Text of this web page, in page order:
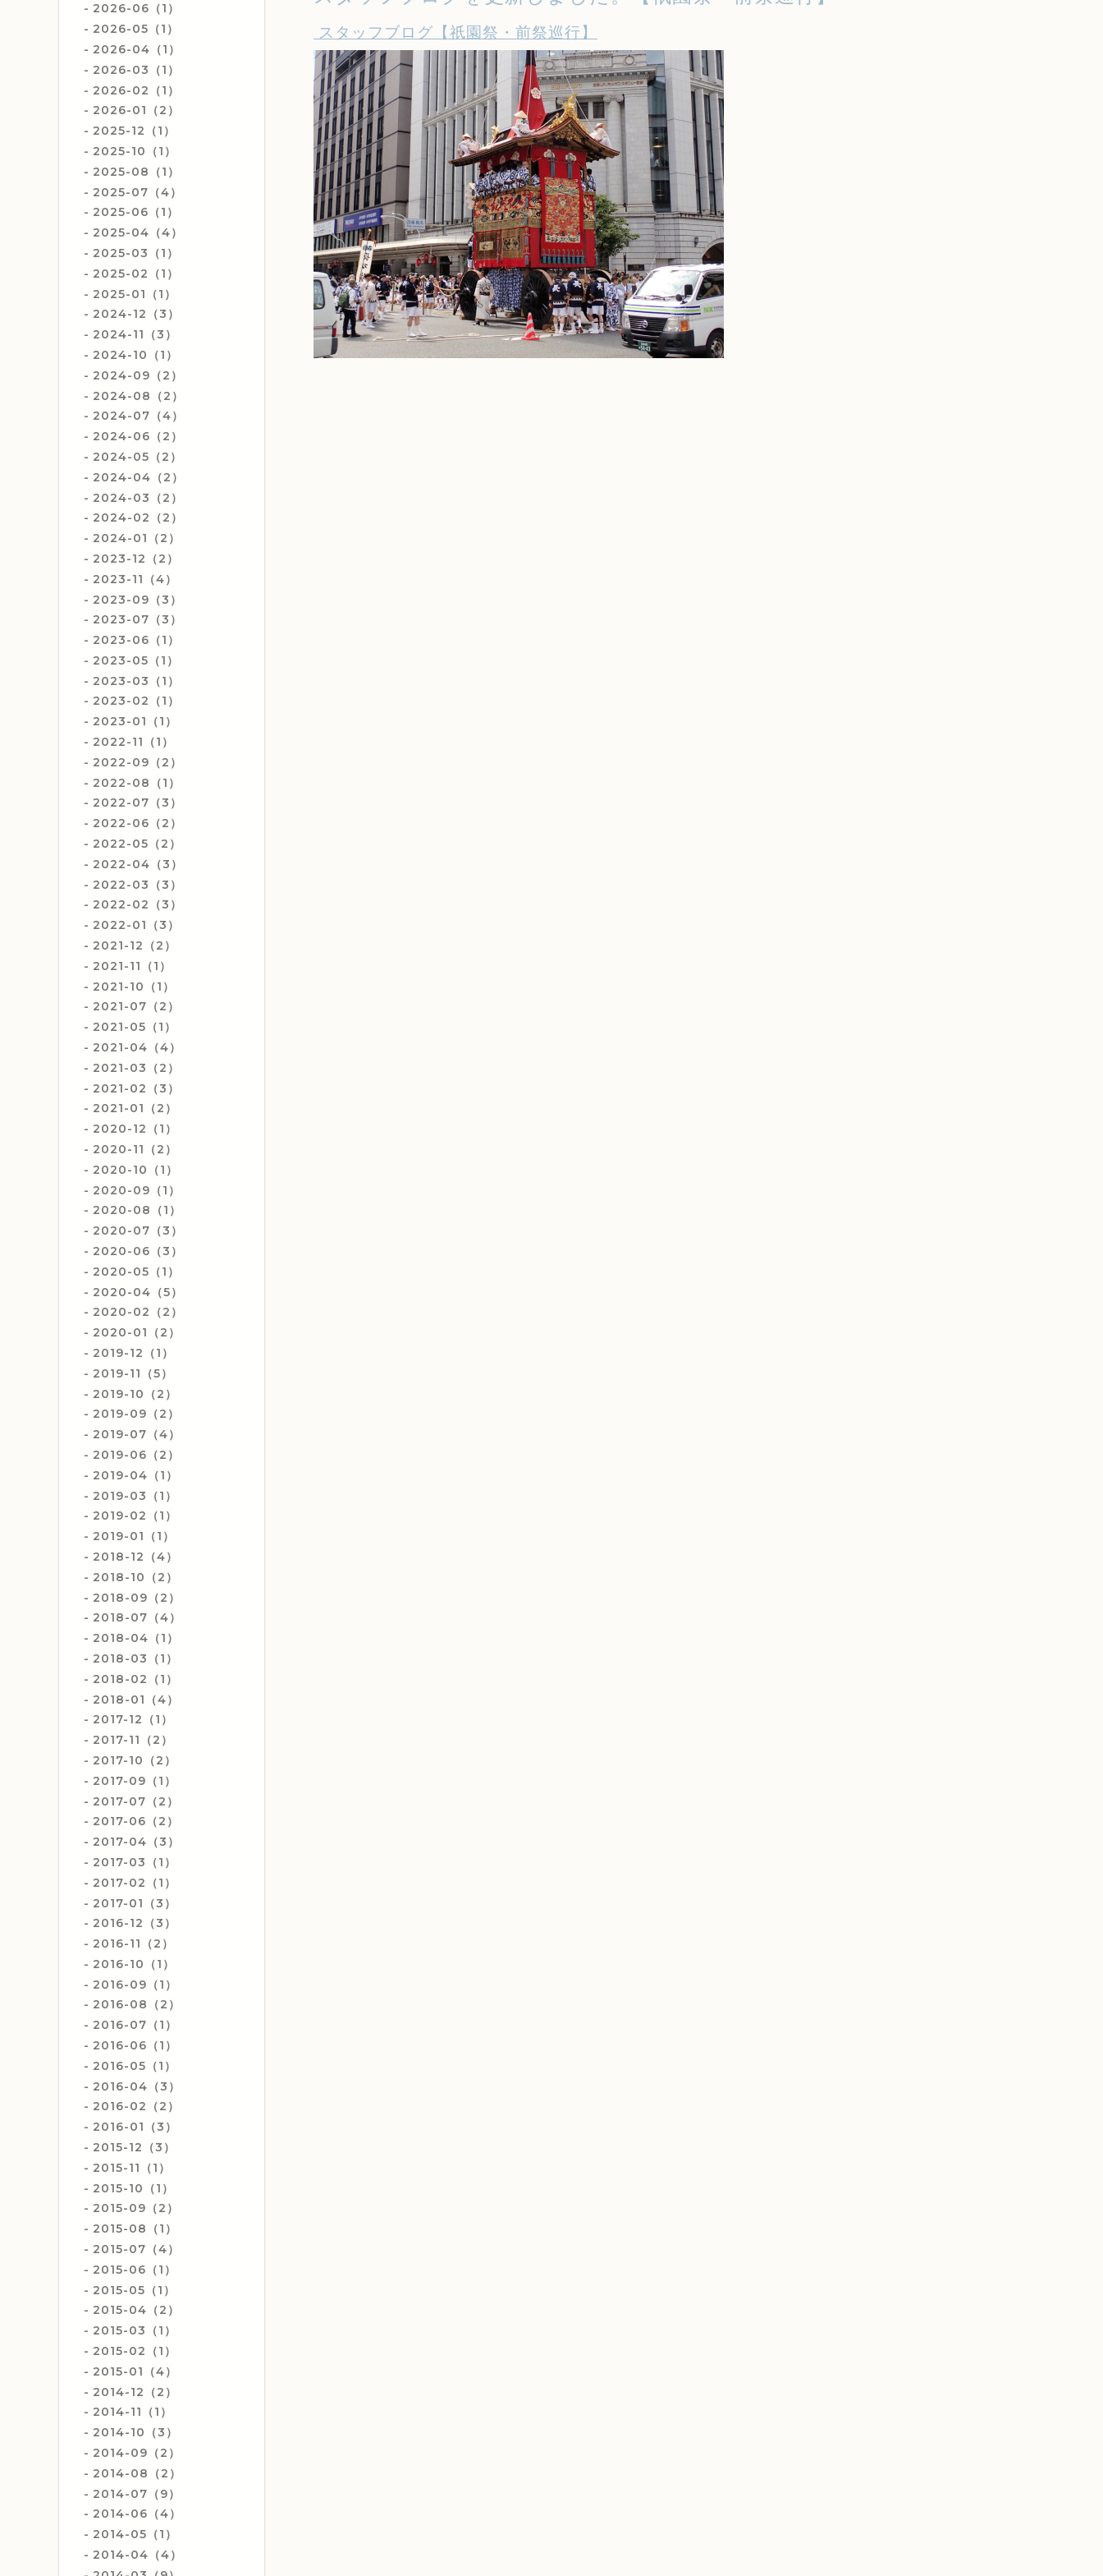
2026-06（1）
2026-05（1）
2026-04（1）
2026-03（1）
2026-02（1）
2026-01（2）
2025-12（1）
2025-10（1）
2025-08（1）
2025-07（4）
2025-06（1）
2025-04（4）
2025-03（1）
2025-02（1）
2025-01（1）
2024-12（3）
2024-11（3）
2024-10（1）
2024-09（2）
2024-08（2）
2024-07（4）
2024-06（2）
2024-05（2）
2024-04（2）
2024-03（2）
2024-02（2）
2024-01（2）
2023-12（2）
2023-11（4）
2023-09（3）
2023-07（3）
2023-06（1）
2023-05（1）
2023-03（1）
2023-02（1）
2023-01（1）
2022-11（1）
2022-09（2）
2022-08（1）
2022-07（3）
2022-06（2）
2022-05（2）
2022-04（3）
2022-03（3）
2022-02（3）
2022-01（3）
2021-12（2）
2021-11（1）
2021-10（1）
2021-07（2）
2021-05（1）
2021-04（4）
2021-03（2）
2021-02（3）
2021-01（2）
2020-12（1）
2020-11（2）
2020-10（1）
2020-09（1）
2020-08（1）
2020-07（3）
2020-06（3）
2020-05（1）
2020-04（5）
2020-02（2）
2020-01（2）
2019-12（1）
2019-11（5）
2019-10（2）
2019-09（2）
2019-07（4）
2019-06（2）
2019-04（1）
2019-03（1）
2019-02（1）
2019-01（1）
2018-12（4）
2018-10（2）
2018-09（2）
2018-07（4）
2018-04（1）
2018-03（1）
2018-02（1）
2018-01（4）
2017-12（1）
2017-11（2）
2017-10（2）
2017-09（1）
2017-07（2）
2017-06（2）
2017-04（3）
2017-03（1）
2017-02（1）
2017-01（3）
2016-12（3）
2016-11（2）
2016-10（1）
2016-09（1）
2016-08（2）
2016-07（1）
2016-06（1）
2016-05（1）
2016-04（3）
2016-02（2）
2016-01（3）
2015-12（3）
2015-11（1）
2015-10（1）
2015-09（2）
2015-08（1）
2015-07（4）
2015-06（1）
2015-05（1）
2015-04（2）
2015-03（1）
2015-02（1）
2015-01（4）
2014-12（2）
2014-11（1）
2014-10（3）
2014-09（2）
2014-08（2）
2014-07（9）
2014-06（4）
2014-05（1）
2014-04（4）
スタッフブログ【祇園祭・前祭巡行】